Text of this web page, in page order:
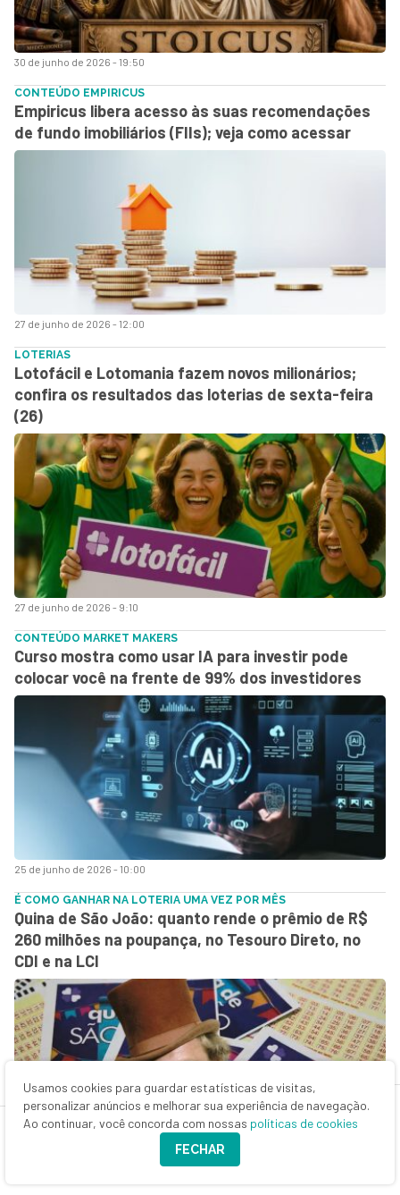
30 de junho de 2026 - 19:50
27 de junho de 2026 - 12:00
CONTEÚDO EMPIRICUS
Empiricus libera acesso às suas recomendações
de fundo imobiliários (FIIs); veja como acessar
27 de junho de 2026 - 9:10
LOTERIAS
Lotofácil e Lotomania fazem novos milionários;
confira os resultados das loterias de sexta-feira
(26)
25 de junho de 2026 - 10:00
CONTEÚDO MARKET MAKERS
Curso mostra como usar IA para investir pode
colocar você na frente de 99% dos investidores
É COMO GANHAR NA LOTERIA UMA VEZ POR MÊS
Quina de São João: quanto rende o prêmio de R$
260 milhões na poupança, no Tesouro Direto, no
CDI e na LCI
Usamos cookies para guardar estatísticas de visitas,
personalizar anúncios e melhorar sua experiência de navegação.
Ao continuar, você concorda com nossas políticas de cookies
FECHAR